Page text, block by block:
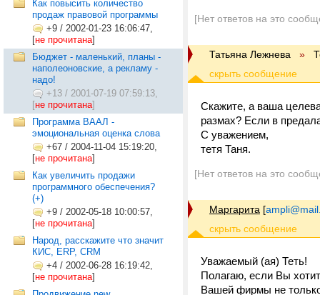
Как повысить количество
продаж правовой программы
+9 / 2002-01-23 16:06:47,
[не прочитана]
Бюджет - маленький, планы -
наполеоновские, а рекламу -
надо!
+13 / 2001-07-19 07:59:13,
[не прочитана]
Программа ВААЛ -
эмоциональная оценка слова
+67 / 2004-11-04 15:19:20,
[не прочитана]
Как увеличить продажи
программного обеспечения?
(+)
+9 / 2002-05-18 10:00:57,
[не прочитана]
Народ, расскажите что значит
КИС, ERP, CRM
+4 / 2002-06-28 16:19:42,
[не прочитана]
[Нет ответов на это
Татьяна Лежнева »
Скажите, а ваша
размах? Если в
С уважением,
тетя Таня.
[Нет ответов на это
Маргарита [
Уважаемый (ая) Теть!
Полагаю, если Вы
Вашей фирмы не